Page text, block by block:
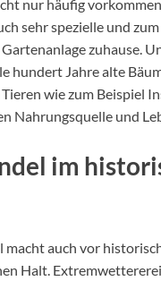
nur häufig
sehr spezielle und
zuhause.
hundert Jahre alte
wie zum Beispiel
Nahrungsquelle und
im
macht auch vor
Halt.